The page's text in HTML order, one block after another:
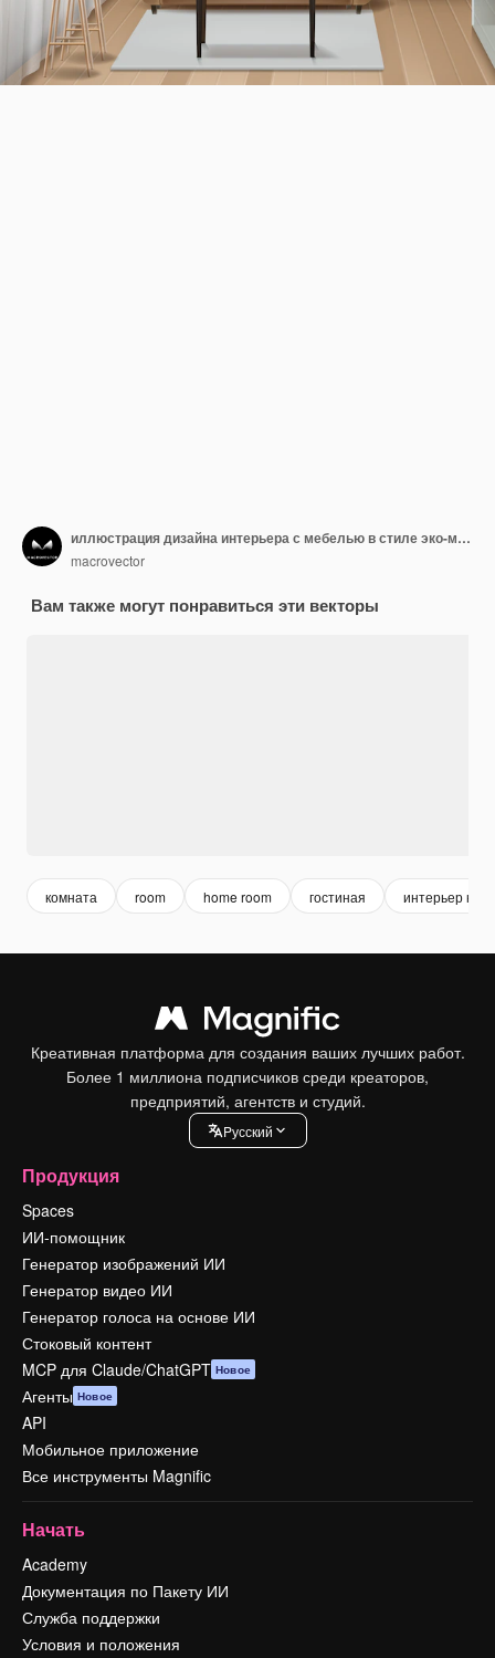
иллюстрация дизайна интерьера с мебелью в стиле эко-минимализм
macrovector
Вам также могут понравиться эти векторы
комната room home room гостиная интерьер
Креативная платформа для создания ваших лучших работ.
Более 1 миллиона подписчиков среди креаторов,
предприятий, агентств и студий.
Pусский
Продукция
Spaces
ИИ-помощник
Генератор изображений ИИ
Генератор видео ИИ
Генератор голоса на основе ИИ
Стоковый контент
MCP для Claude/ChatGPT Новое
Агенты Новое
API
Мобильное приложение
Все инструменты Magnific
Начать
Academy
Документация по Пакету ИИ
Служба поддержки
Условия и положения